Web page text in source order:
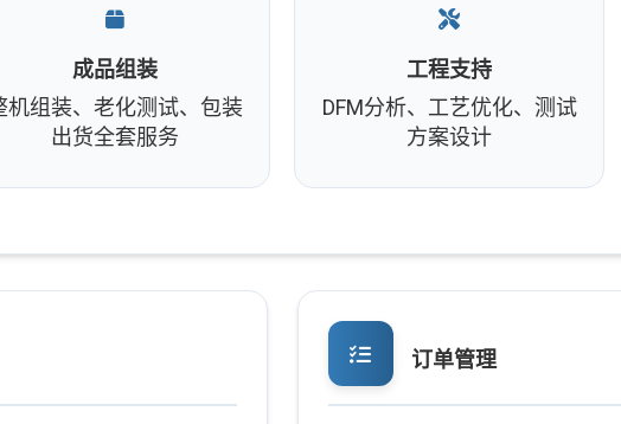
成品组装
机组装、老化测试、包装
出货全套服务
工程支持
DFM分析、工艺优化、测试
方案设计
订单管理